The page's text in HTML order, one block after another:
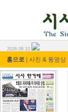
2026.08.10
홈으로 사진 & 동영상